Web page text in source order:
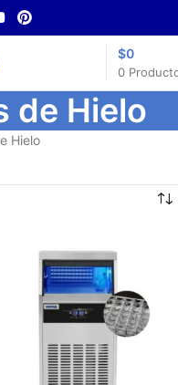
0
$0
de Hielo
Hielo